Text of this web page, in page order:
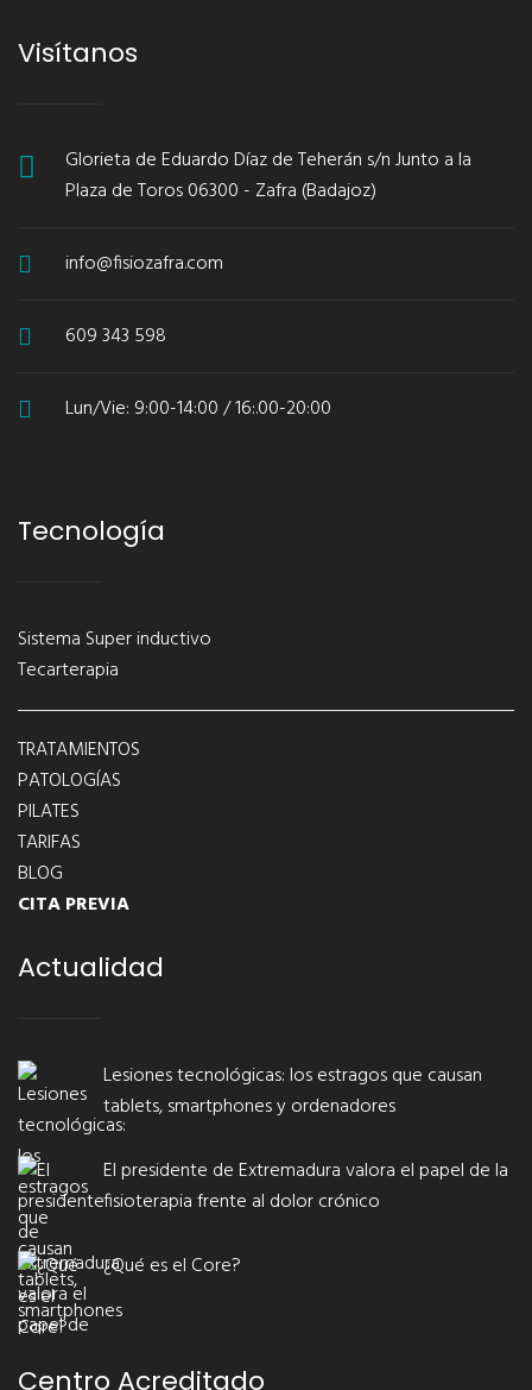
Visítanos
Glorieta de Eduardo Díaz de Teherán s/n Junto a la
Plaza de Toros 06300 - Zafra (Badajoz)
info@fisiozafra.com
609 343 598
Lun/Vie: 9:00-14:00 / 16:.00-20:00
Tecnología
Sistema Super inductivo
Tecarterapia
TRATAMIENTOS
PATOLOGÍAS
PILATES
TARIFAS
BLOG
CITA PREVIA
Actualidad
Lesiones tecnológicas: los estragos que causan
tablets, smartphones y ordenadores
El presidente de Extremadura valora el papel de la
fisioterapia frente al dolor crónico
¿Qué es el Core?
Centro Acreditado